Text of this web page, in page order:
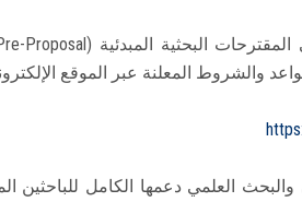
والشروط المعلنة عبر الموقع
والبحث العلمي دعمها الكامل